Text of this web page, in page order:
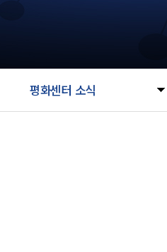
평화센터 소식